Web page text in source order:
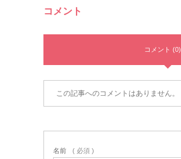
コメント
コメント (0)
この記事へのコメントはありません。
名前 ( 必須 )